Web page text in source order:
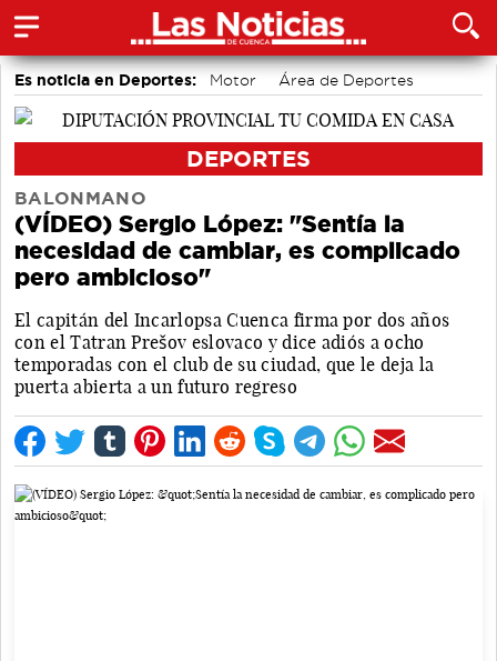
Es noticia en Deportes: Motor
Área de Deportes
Bádminton
DEPORTES
BALONMANO
(VÍDEO) Sergio López: "Sentía la
necesidad de cambiar, es complicado
pero ambicioso"
El capitán del Incarlopsa Cuenca firma por dos años
con el Tatran Prešov eslovaco y dice adiós a ocho
temporadas con el club de su ciudad, que le deja la
puerta abierta a un futuro regreso